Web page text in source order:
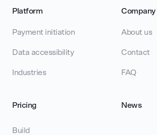
Platform
Payment initiation
Data accessibility
Industries
Company
About us
Contact
FAQ
Pricing
Build
News